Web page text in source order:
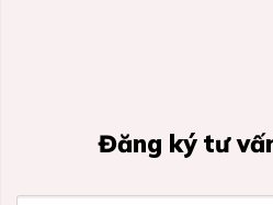
Đăng ký tư